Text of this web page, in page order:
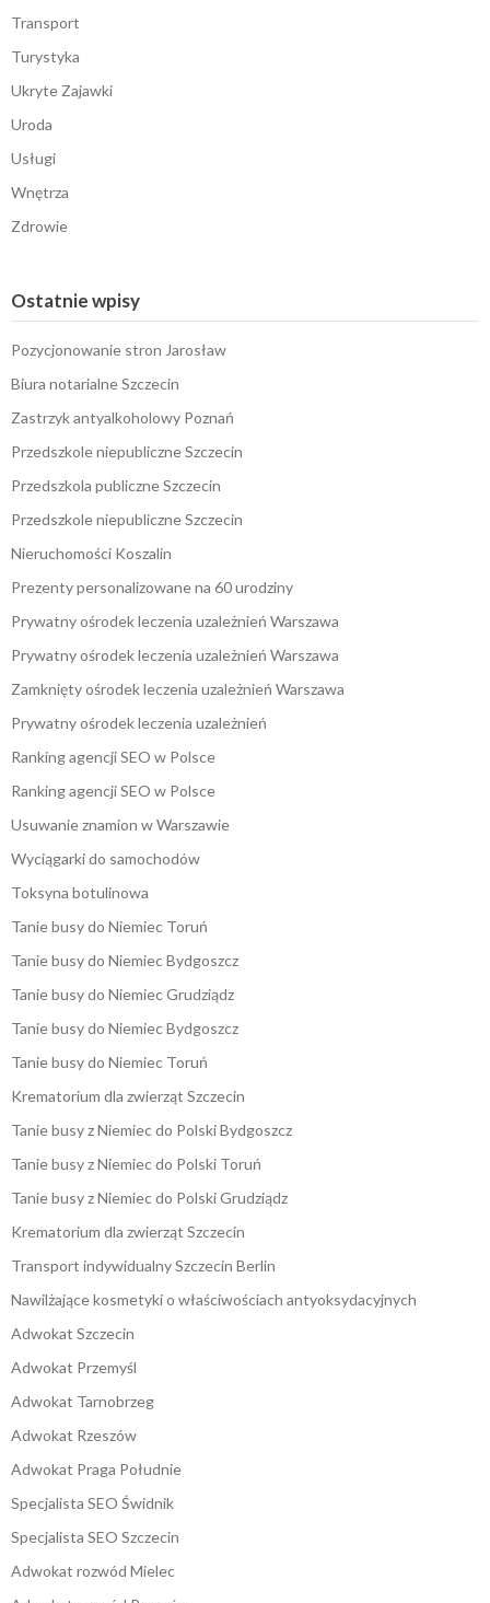
Transport
Turystyka
Ukryte Zajawki
Uroda
Usługi
Wnętrza
Zdrowie
Ostatnie wpisy
Pozycjonowanie stron Jarosław
Biura notarialne Szczecin
Zastrzyk antyalkoholowy Poznań
Przedszkole niepubliczne Szczecin
Przedszkola publiczne Szczecin
Przedszkole niepubliczne Szczecin
Nieruchomości Koszalin
Prezenty personalizowane na 60 urodziny
Prywatny ośrodek leczenia uzależnień Warszawa
Prywatny ośrodek leczenia uzależnień Warszawa
Zamknięty ośrodek leczenia uzależnień Warszawa
Prywatny ośrodek leczenia uzależnień
Ranking agencji SEO w Polsce
Ranking agencji SEO w Polsce
Usuwanie znamion w Warszawie
Wyciągarki do samochodów
Toksyna botulinowa
Tanie busy do Niemiec Toruń
Tanie busy do Niemiec Bydgoszcz
Tanie busy do Niemiec Grudziądz
Tanie busy do Niemiec Bydgoszcz
Tanie busy do Niemiec Toruń
Krematorium dla zwierząt Szczecin
Tanie busy z Niemiec do Polski Bydgoszcz
Tanie busy z Niemiec do Polski Toruń
Tanie busy z Niemiec do Polski Grudziądz
Krematorium dla zwierząt Szczecin
Transport indywidualny Szczecin Berlin
Nawilżające kosmetyki o właściwościach antyoksydacyjnych
Adwokat Szczecin
Adwokat Przemyśl
Adwokat Tarnobrzeg
Adwokat Rzeszów
Adwokat Praga Południe
Specjalista SEO Świdnik
Specjalista SEO Szczecin
Adwokat rozwód Mielec